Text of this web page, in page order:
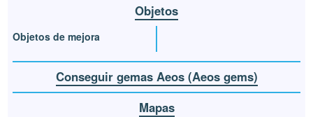
Objetos
Objetos de mejora
Conseguir gemas Aeos (Aeos gems)
Mapas